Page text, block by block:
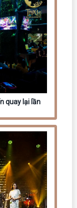
quay lại lần